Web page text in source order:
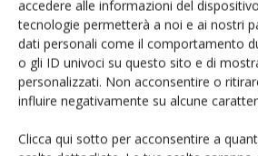
accedere alle informazioni del
tecnologie permetterà a noi e ai nostri
dati personali come il comportamento
o gli ID univoci su questo sito e di
personalizzati. Non acconsentire o
influire negativamente su alcune
Clicca qui sotto per acconsentire a
animali zootecnici che poi di
meglio. Fra l’altro questo non solo lo
consumatore, ma lo vuole anche chi si
prevenzione, perché se un animale
ammala non ha malattie, non ne
non usa antibiotici, non contribuisce al